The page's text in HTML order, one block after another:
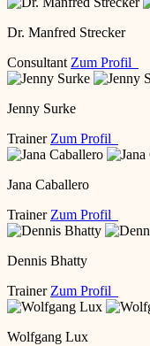
Dr. Manfred Strecker
Consultant Zum Profil
Jenny Surke
Trainer Zum Profil
Jana Caballero
Trainer Zum Profil
Dennis Bhatty
Trainer Zum Profil
Wolfgang Lux